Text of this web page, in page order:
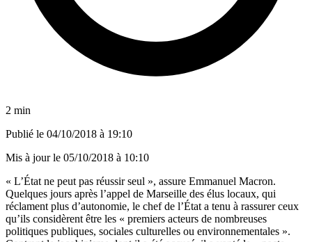
2 min
Publié le 04/10/2018 à 19:10
Mis à jour le 05/10/2018 à 10:10
« L’État ne peut pas réussir seul », assure Emmanuel Macron.
Quelques jours après l’appel de Marseille des élus locaux, qui
réclament plus d’autonomie, le chef de l’État a tenu à rassurer ceux
qu’ils considèrent être les « premiers acteurs de nombreuses
politiques publiques, sociales culturelles ou environnementales ».